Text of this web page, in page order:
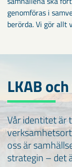
genomföras i
berörda. Vi gör allt
LKAB
Vår identitet är
oss är
strategin – det